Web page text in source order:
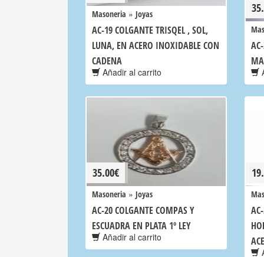
Masoneria » Joyas
AC-19 COLGANTE TRISQEL , SOL,
LUNA, EN ACERO INOXIDABLE CON
CADENA
Añadir al carrito
35.00€
Masoneria » Joyas
AC-20 COLGANTE COMPAS Y
ESCUADRA EN PLATA 1º LEY
Añadir al carrito